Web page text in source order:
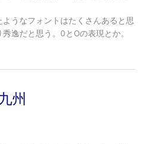
うなフォントはたくさんあると思
逸だと思う。0とOの表現とか。
州